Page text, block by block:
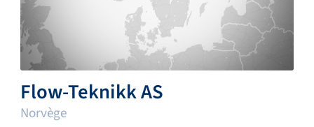
Flow-Teknikk AS
Norvège